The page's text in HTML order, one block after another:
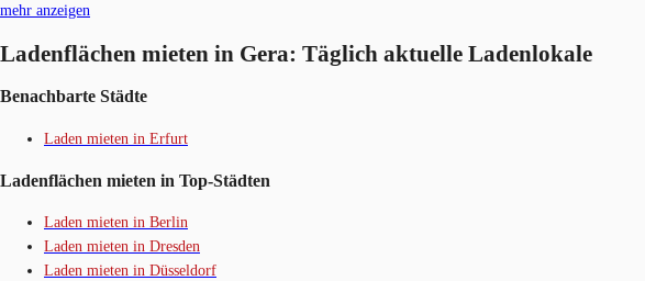
mehr anzeigen
Ladenflächen mieten in Gera: Täglich aktuelle Ladenlokale
Benachbarte Städte
Laden mieten in Erfurt
Ladenflächen mieten in Top-Städten
Laden mieten in Berlin
Laden mieten in Dresden
Laden mieten in Düsseldorf